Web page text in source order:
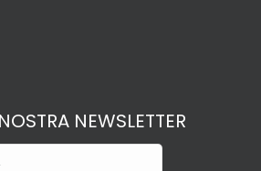
NEWSLETTER